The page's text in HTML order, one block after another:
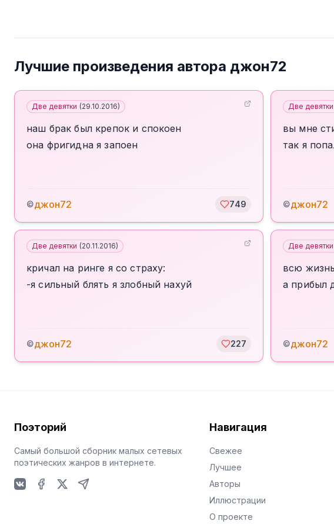
Лучшие произведения автора джон72
Две девятки (29.10.2016)
наш брак был крепок и спокоен
она фригидна я запоен
©джон72 749
Две девятки
вы мне
так я
©джон72
Две девятки (20.11.2016)
кричал на ринге я со страху:
-я сильный блять я злобный нахуй
©джон72 227
Две девятки
всю
а прибыл
©джон72
Поэторий
Самый большой сборник малых сетевых
поэтических жанров в интернете.
Навигация
Свежее
Лучшее
Авторы
Иллюстрации
О проекте